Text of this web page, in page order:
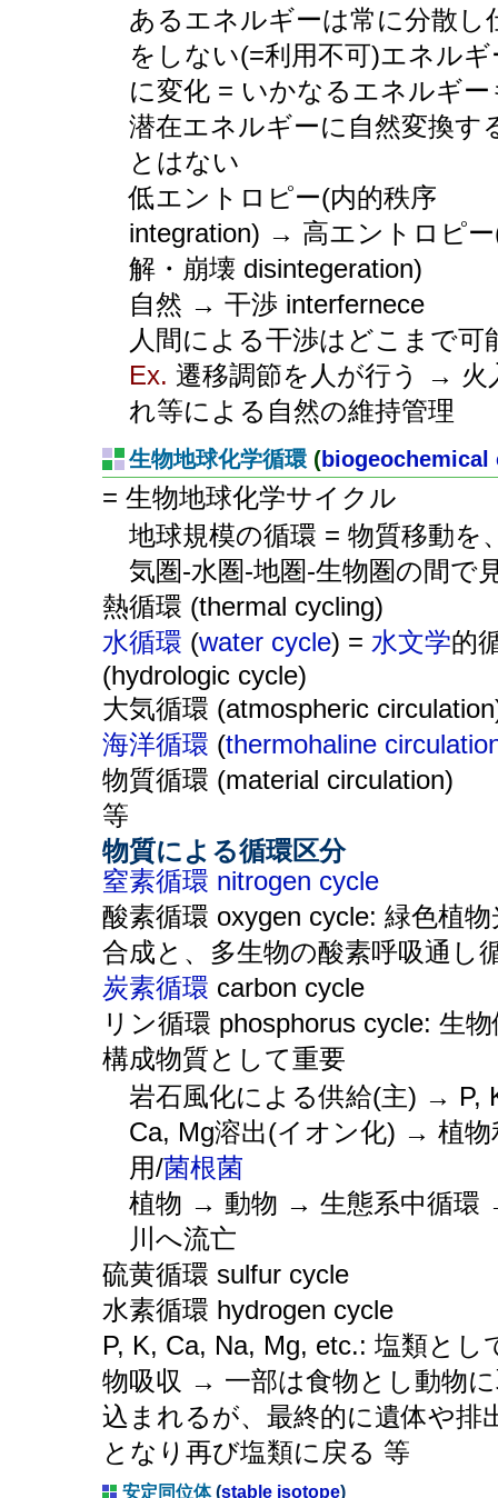
あるエネルギーは常に分散し
をしない(=利用不可)エネルギ
に変化 = いかなるエネルギー
潜在エネルギーに自然変換す
とはない
低エントロピー(内的秩序
integration) → 高エントロピ
解・崩壊 disintegeration)
自然 → 干渉 interfernece
人間による干渉はどこまで可
Ex. 遷移調節を人が行う → 火
れ等による自然の維持管理
生物地球化学循環 (biogeochemical
= 生物地球化学サイクル
地球規模の循環 = 物質移動を
気圏-水圏-地圏-生物圏の間で
熱循環 (thermal cycling)
水循環 (water cycle) = 水文学的
(hydrologic cycle)
大気循環 (atmospheric
海洋循環 (thermohaline
物質循環 (material circulation)
等
物質による循環区分
窒素循環 nitrogen cycle
酸素循環 oxygen cycle: 緑色植物
合成と、多生物の酸素呼吸通し
炭素循環 carbon cycle
リン循環 phosphorus cycle: 生
構成物質として重要
岩石風化による供給(主) → P,
Ca, Mg溶出(イオン化) → 植物
用/菌根菌
植物 → 動物 → 生態系中循環
川へ流亡
硫黄循環 sulfur cycle
水素循環 hydrogen cycle
P, K, Ca, Na, Mg, etc.: 塩類とし
物吸収 → 一部は食物とし動物
込まれるが、最終的に遺体や排
となり再び塩類に戻る 等
安定同位体(stable isotope)